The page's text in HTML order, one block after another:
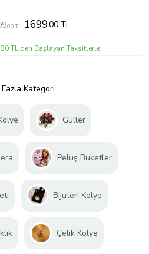
,00 TL 1699,00 TL
TL'den Başlayan Taksitlerle
Kategori
Güller
Peluş Buketler
Bijuteri Kolye
Çelik Kolye